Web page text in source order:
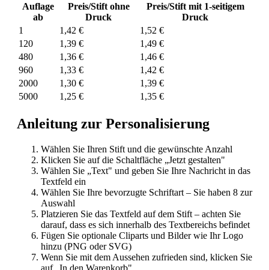
Auflage
ab
Preis/Stift ohne
Druck
Preis/Stift mit 1-seitigem
Druck
1
1,42 €
1,52 €
120
1,39 €
1,49 €
480
1,36 €
1,46 €
960
1,33 €
1,42 €
2000
1,30 €
1,39 €
5000
1,25 € 1,35 €
Anleitung zur Personalisierung
Wählen Sie Ihren Stift und die gewünschte Anzahl
Klicken Sie auf die Schaltfläche „Jetzt gestalten"
Wählen Sie „Text" und geben Sie Ihre Nachricht in das
Textfeld ein
Wählen Sie Ihre bevorzugte Schriftart – Sie haben 8 zur
Auswahl
Platzieren Sie das Textfeld auf dem Stift – achten Sie
darauf, dass es sich innerhalb des Textbereichs befindet
Fügen Sie optionale Cliparts und Bilder wie Ihr Logo
hinzu (PNG oder SVG)
Wenn Sie mit dem Aussehen zufrieden sind, klicken Sie
auf „In den Warenkorb"